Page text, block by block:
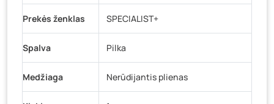
Prekės ženklas SPECIALIST+
Spalva Pilka
Medžiaga Nerūdijantis plienas